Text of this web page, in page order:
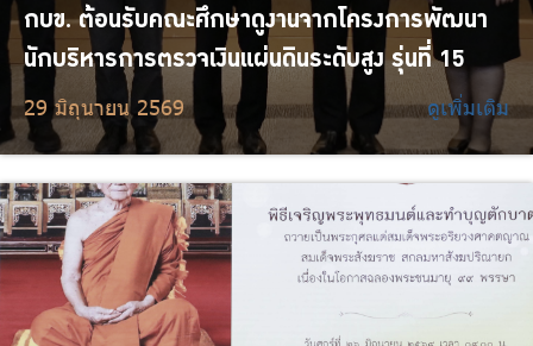
กบข. ต้อนรับคณะศึกษาดูงานจากโครงการพัฒนา
นักบริหารการตรวจเงินแผ่นดินระดับสูง รุ่นที่ 15
29 มิถุนายน 2569 ดูเพิ่มเติม